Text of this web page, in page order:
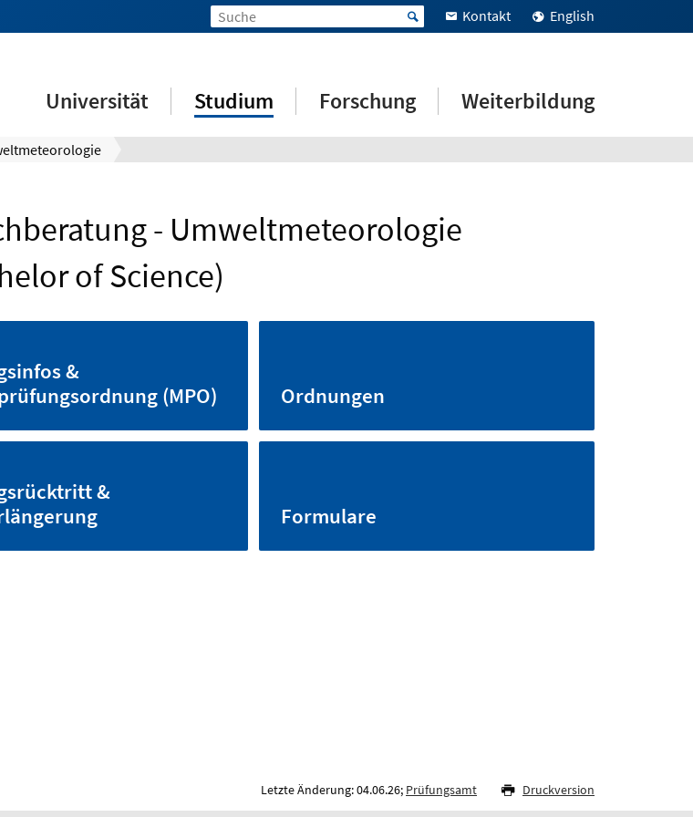
Kontakt English
Universität Studium Forschung Weiterbildung
- Umweltmeteorologie
of Science)
&
(MPO)
Ordnungen
&
Formulare
Letzte Änderung: 04.06.26; Prüfungsamt Druckversion